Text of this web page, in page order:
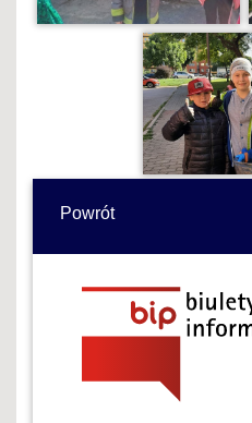
Powrót